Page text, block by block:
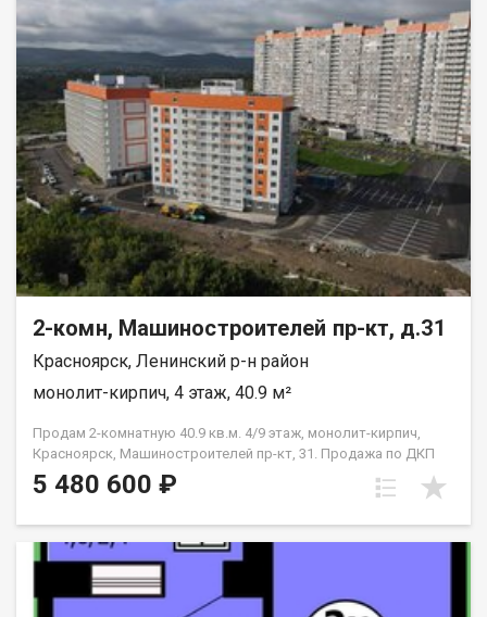
2-комн, Машиностроителей пр-кт, д.31
Красноярск, Ленинский р-н район
монолит-кирпич, 4 этаж, 40.9 м²
Продам 2-комнатную 40.9 кв.м. 4/9 этаж, монолит-кирпич,
Красноярск, Машиностроителей пр-кт, 31. Продажа по ДКП
НЕ ОТ ЗАСТРОЙЩИКА
5 480 600 ₽